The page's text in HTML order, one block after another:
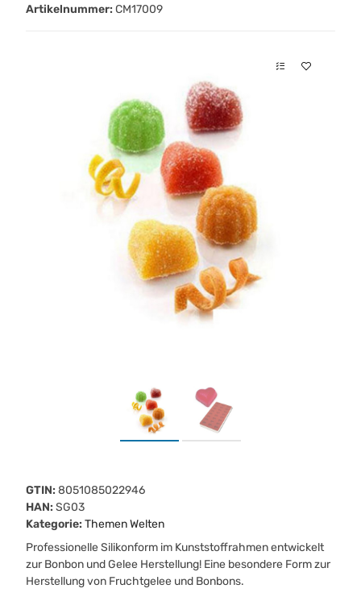
Artikelnummer: CM17009
GTIN: 8051085022946
HAN: SG03
Kategorie: Themen Welten
Professionelle Silikonform im Kunststoffrahmen entwickelt
zur Bonbon und Gelee Herstellung! Eine besondere Form zur
Herstellung von Fruchtgelee und Bonbons.